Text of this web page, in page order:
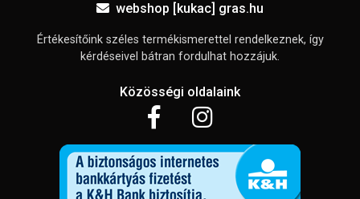
webshop [kukac] gras.hu
Értékesítőink széles termékismerettel rendelkeznek, így
kérdéseivel bátran fordulhat hozzájuk.
Közösségi oldalaink